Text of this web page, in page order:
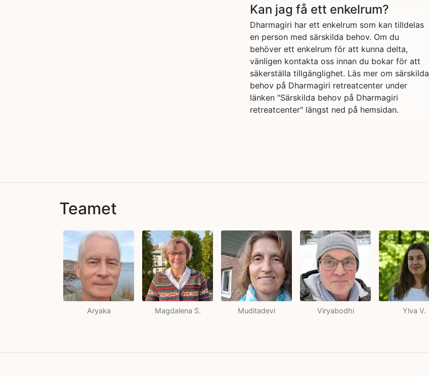
Kan jag få ett enkelrum?
Dharmagiri har ett enkelrum som kan tilldelas
en person med särskilda behov. Om du
behöver ett enkelrum för att kunna delta,
vänligen kontakta oss innan du bokar för att
säkerställa tillgänglighet. Läs mer om särskilda
behov på Dharmagiri retreatcenter under
länken "Särskilda behov på Dharmagiri
retreatcenter" längst ned på hemsidan.
Teamet
Aryaka Magdalena S. Muditadevi Viryabodhi Ylva V.